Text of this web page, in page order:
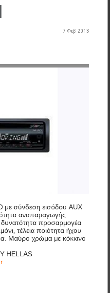
7 Φεβ 2013
με σύνδεση εισόδου AUX
αναπαραγωγής
προσαρμογέα
τέλεια ποιότητα ήχου
Μαύρο χρώμα με κόκκινο
HELLAS